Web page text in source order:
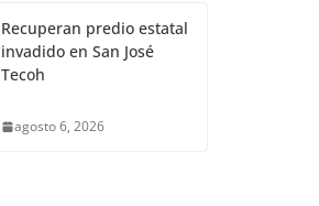
Recuperan predio estatal
invadido en San José
Tecoh
agosto 6, 2026